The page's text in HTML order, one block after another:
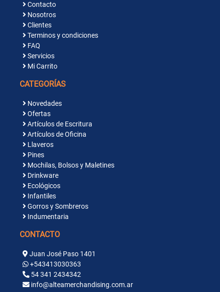
Contacto
Nosotros
Clientes
Terminos y condiciones
FAQ
Servicios
Mi Carrito
CATEGORÍAS
Novedades
Ofertas
Artículos de Escritura
Artículos de Oficina
Llaveros
Pines
Mochilas, Bolsos y Maletines
Drinkware
Ecológicos
Infantiles
Gorros y Sombreros
Indumentaria
CONTACTO
Juan José Paso 1401
+543413030363
54 341 2434342
info@alteamerchandising.com.ar